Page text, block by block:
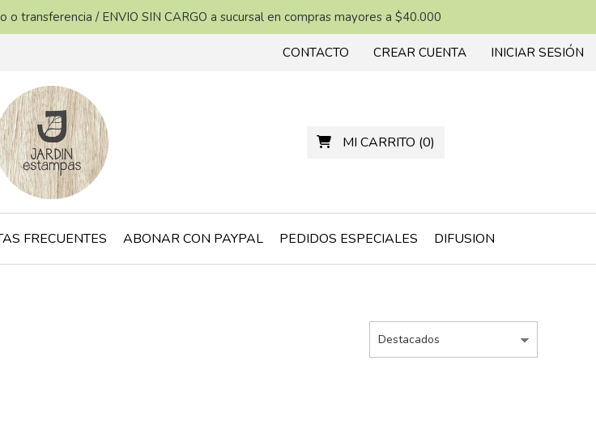
transferencia / ENVIO SIN CARGO a sucursal en compras mayores a $40.000
CONTACTO CREAR CUENTA INICIAR SESIÓN
MI CARRITO (0)
FRECUENTES ABONAR CON PAYPAL PEDIDOS ESPECIALES DIFUSION